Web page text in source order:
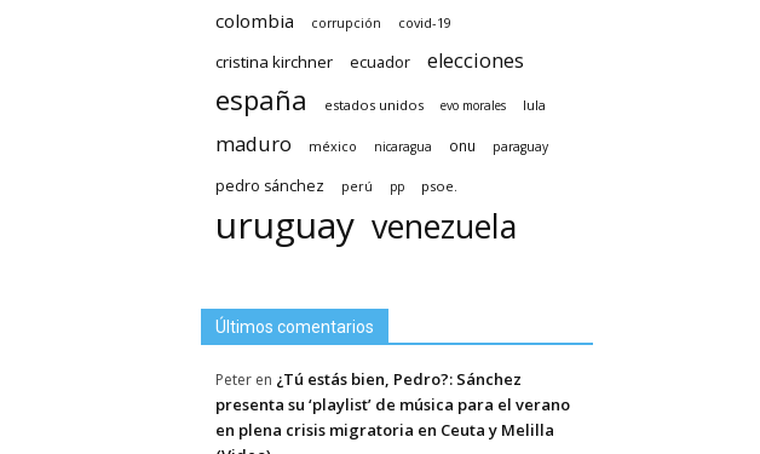
colombia
corrupción covid-19
cristina kirchner ecuador elecciones
españa estados unidos evo morales lula
maduro méxico nicaragua onu paraguay
pedro sánchez perú pp psoe.
uruguay venezuela
Últimos comentarios
Peter en ¿Tú estás bien, Pedro?: Sánchez
presenta su ‘playlist’ de música para el verano
en plena crisis migratoria en Ceuta y Melilla